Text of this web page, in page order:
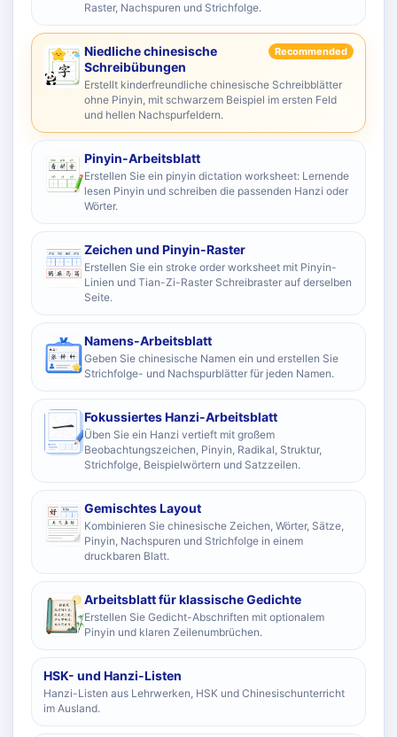
Raster, Nachspuren und Strichfolge.
Niedliche chinesische
Schreibübungen
Recommended
Erstellt kinderfreundliche chinesische Schreibblätter
ohne Pinyin, mit schwarzem Beispiel im ersten Feld
und hellen Nachspurfeldern.
Pinyin-Arbeitsblatt
Erstellen Sie ein pinyin dictation worksheet: Lernende
lesen Pinyin und schreiben die passenden Hanzi oder
Wörter.
Zeichen und Pinyin-Raster
Erstellen Sie ein stroke order worksheet mit Pinyin-
Linien und Tian-Zi-Raster Schreibraster auf derselben
Seite.
Namens-Arbeitsblatt
Geben Sie chinesische Namen ein und erstellen Sie
Strichfolge- und Nachspurblätter für jeden Namen.
Fokussiertes Hanzi-Arbeitsblatt
Üben Sie ein Hanzi vertieft mit großem
Beobachtungszeichen, Pinyin, Radikal, Struktur,
Strichfolge, Beispielwörtern und Satzzeilen.
Gemischtes Layout
Kombinieren Sie chinesische Zeichen, Wörter, Sätze,
Pinyin, Nachspuren und Strichfolge in einem
druckbaren Blatt.
Arbeitsblatt für klassische Gedichte
Erstellen Sie Gedicht-Abschriften mit optionalem
Pinyin und klaren Zeilenumbrüchen.
HSK- und Hanzi-Listen
Hanzi-Listen aus Lehrwerken, HSK und Chinesischunterricht
im Ausland.